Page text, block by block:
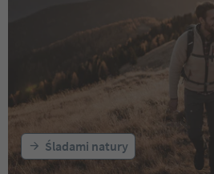
Śladami natury